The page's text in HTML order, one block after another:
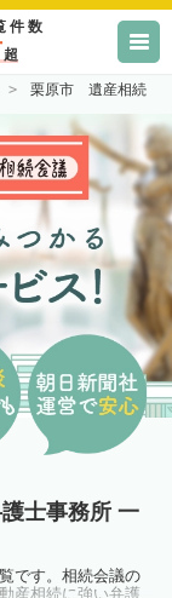
件数
超
栗原市 遺産相続
士事務所 一
です。相続会議の
産相続に強い弁護